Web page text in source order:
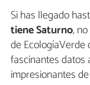
Si has llegado
tiene Saturno,
de
fascinantes datos
impresionantes